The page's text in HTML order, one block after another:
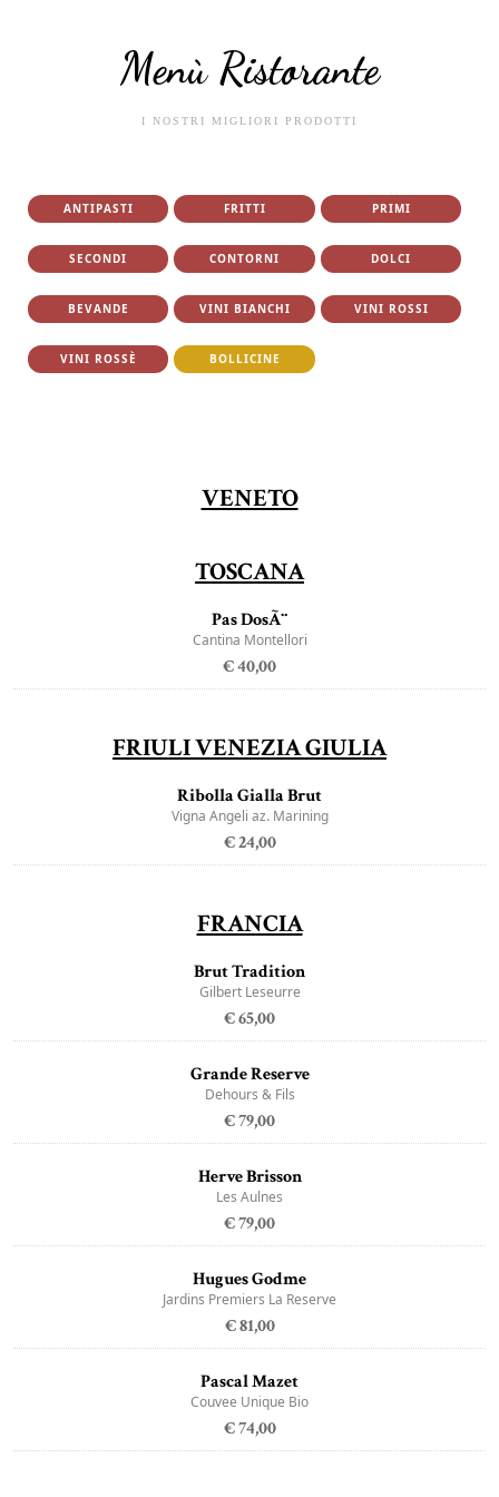
Menù Ristorante
I NOSTRI MIGLIORI PRODOTTI
ANTIPASTI FRITTI PRIMI
SECONDI CONTORNI DOLCI
BEVANDE VINI BIANCHI VINI ROSSI
VINI ROSSÈ BOLLICINE
VENETO
TOSCANA
Pas DosÃ¨
Cantina Montellori
€ 40,00
FRIULI VENEZIA GIULIA
Ribolla Gialla Brut
Vigna Angeli az. Marining
€ 24,00
FRANCIA
Brut Tradition
Gilbert Leseurre
€ 65,00
Grande Reserve
Dehours & Fils
€ 79,00
Herve Brisson
Les Aulnes
€ 79,00
Hugues Godme
Jardins Premiers La Reserve
€ 81,00
Pascal Mazet
Couvee Unique Bio
€ 74,00